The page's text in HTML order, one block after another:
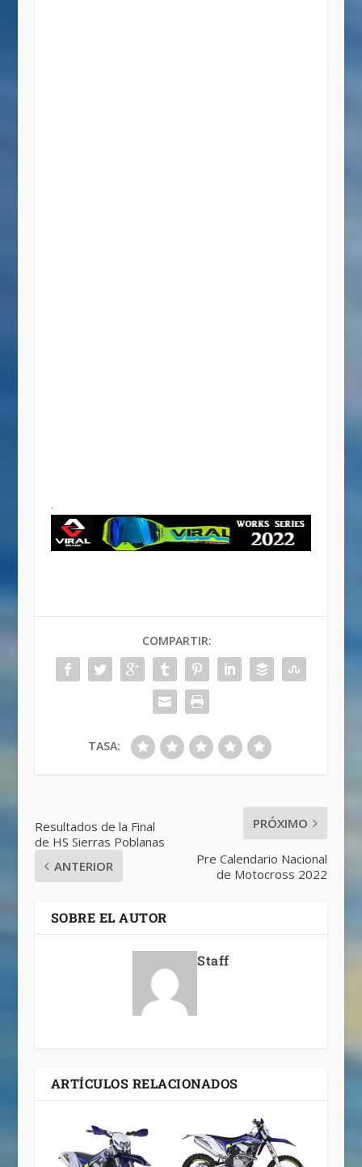
.
COMPARTIR:
TASA:
Resultados de la Final
de HS Sierras Poblanas
ANTERIOR
PRÓXIMO
Pre Calendario Nacional
de Motocross 2022
SOBRE EL AUTOR
Staff
ARTÍCULOS RELACIONADOS